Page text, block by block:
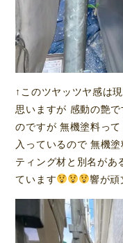
↑このツヤッツヤ感は
思いますが 感動の艶で
のですが 無機塗料っ
入っているので 無機
ティング材と別名があ
ています
響が頑